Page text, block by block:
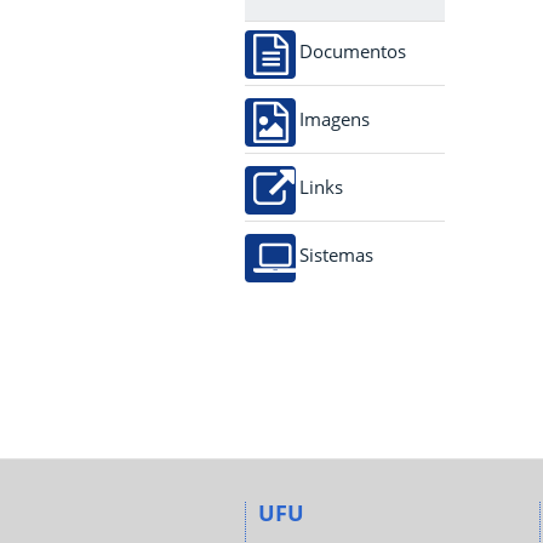
Documentos
Imagens
Links
Sistemas
UFU